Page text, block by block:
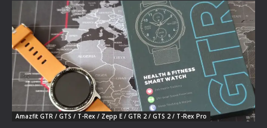
Amazfit GTR / GTS / T-Rex / Zepp E / GTR 2 / GTS 2 / T-Rex Pro